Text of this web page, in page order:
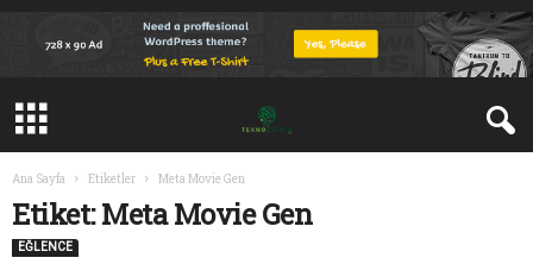
Ana Sayfa Etiketler Meta Movie Gen
Etiket: Meta Movie Gen
EĞLENCE